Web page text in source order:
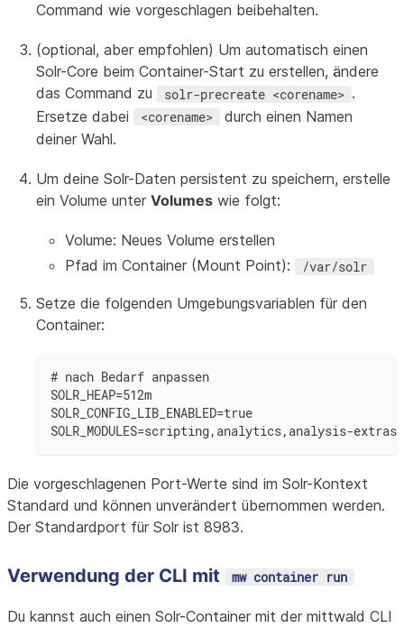
Command wie vorgeschlagen beibehalten.
(optional, aber empfohlen) Um automatisch einen
Solr-Core beim Container-Start zu erstellen, ändere
das Command zu
solr-precreate <corename> .
Ersetze dabei
<corename>
durch einen Namen
deiner Wahl.
Um deine Solr-Daten persistent zu speichern, erstelle
ein Volume unter Volumes wie folgt:
Volume: Neues Volume erstellen
Pfad im Container (Mount Point):
/var/solr
Setze die folgenden Umgebungsvariablen für den
Container:
# nach Bedarf anpassen
SOLR_HEAP=512m
SOLR_CONFIG_LIB_ENABLED=true
SOLR_MODULES=scripting,analytics,analysis-
Die vorgeschlagenen Port-Werte sind im Solr-Kontext
Standard und können unverändert übernommen werden.
Der Standardport für Solr ist 8983.
Verwendung der CLI mit mw container run
Du kannst auch einen Solr-Container mit der mittwald CLI